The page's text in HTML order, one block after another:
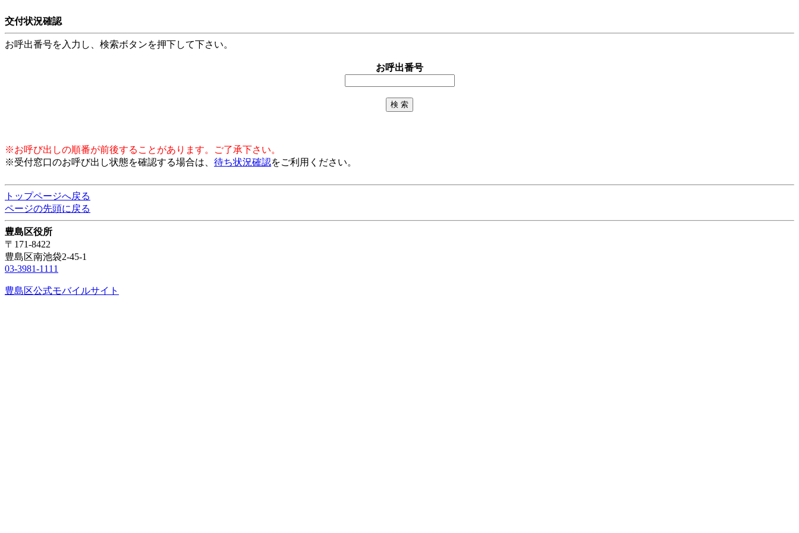
交付状況確認
お呼出番号を入力し、検索ボタンを押下して下さい。
お呼出番号
※お呼び出しの順番が前後することがあります。ご了承下さい。
※受付窓口のお呼び出し状態を確認する場合は、 待ち状況確認をご利用ください。
トップページへ戻る
ページの先頭に戻る
豊島区役所
〒171-8422
豊島区南池袋2-45-1
03-3981-1111
豊島区公式モバイルサイト